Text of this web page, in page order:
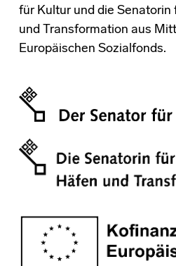
für Kultur und die
und Transformation aus
Europäischen Sozialfonds.